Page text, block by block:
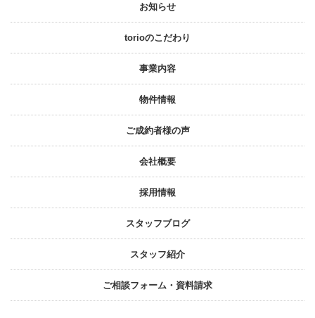
お知らせ
torioのこだわり
事業内容
物件情報
ご成約者様の声
会社概要
採⽤情報
スタッフブログ
スタッフ紹介
ご相談フォーム・資料請求